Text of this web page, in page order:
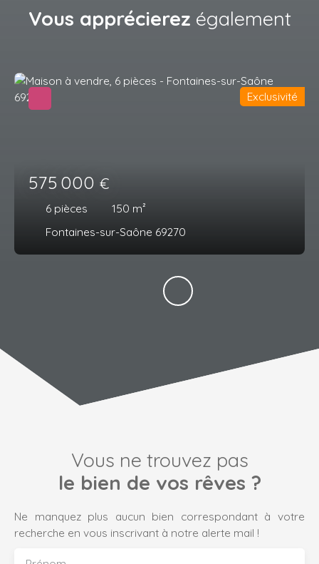
Vous apprécierez également
575 000 €
6 pièces 150 m²
Fontaines-sur-Saône 69270
Exclusivité
Vous ne trouvez pas
le bien de vos rêves ?
Ne manquez plus aucun bien correspondant à votre
recherche en vous inscrivant à notre alerte mail !